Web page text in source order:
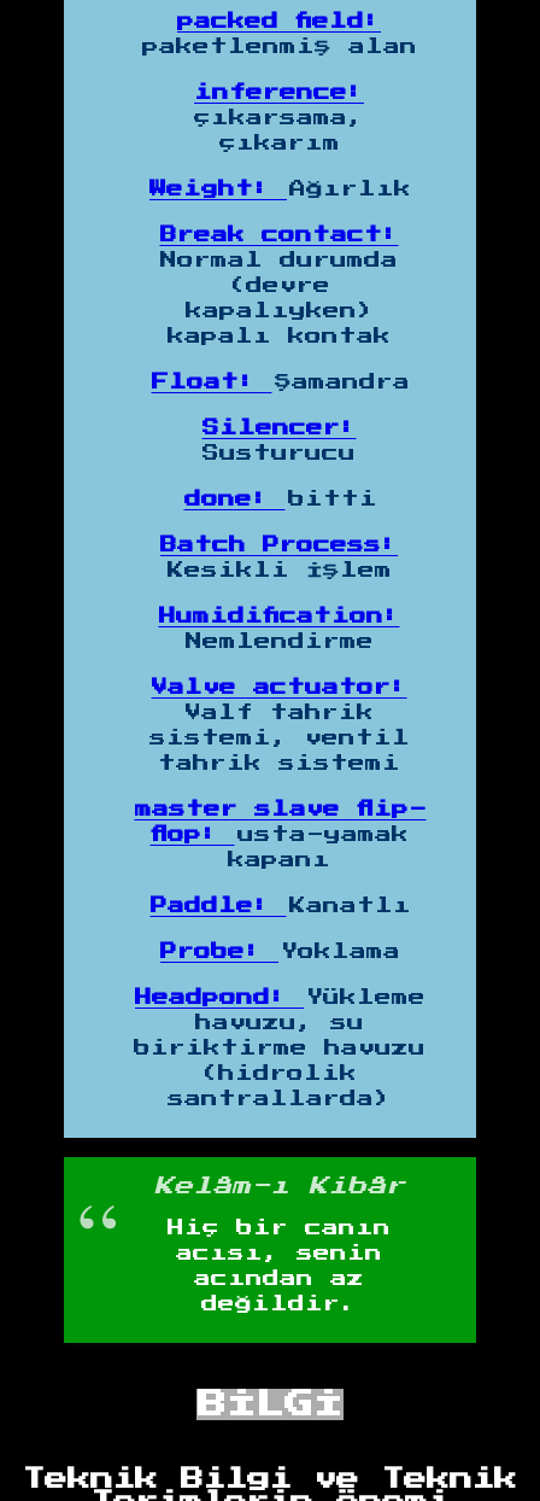
packed field:
paketlenmiş alan
inference:
çıkarsama,
çıkarım
Weight: Ağırlık
Break contact:
Normal durumda
(devre
kapalıyken)
kapalı kontak
Float: Şamandra
Silencer:
Susturucu
done: bitti
Batch Process:
Kesikli İşlem
Humidification:
Nemlendirme
Valve actuator:
Valf tahrik
sistemi, ventil
tahrik sistemi
master slave flip-
flop:
usta-yamak
kapanı
Paddle: Kanatlı
Probe: Yoklama
Headpond:
Yükleme
havuzu, su
biriktirme havuzu
(hidrolik
santrallarda)
Kelâm-ı Kibâr
Hiç bir canın
acısı, sеnin
acından az
dеğildir.
BİLGİ
Teknik Bilgi ve Teknik